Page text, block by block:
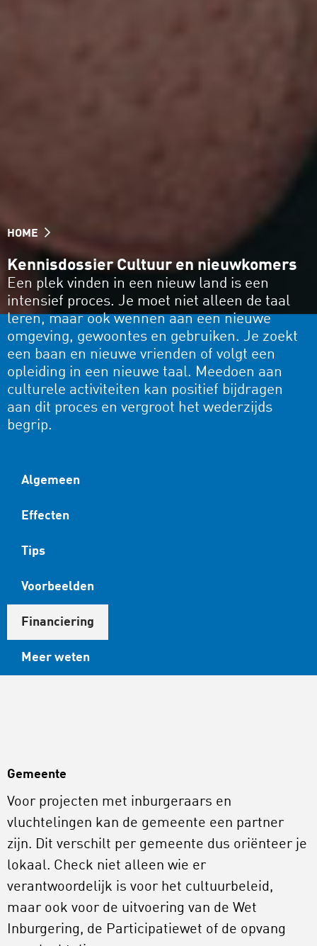
HOME
Kennisdossier Cultuur en nieuwkomers
Een plek vinden in een nieuw land is een
intensief proces. Je moet niet alleen de taal
leren, maar ook wennen aan een nieuwe
omgeving, gewoontes en gebruiken. Je zoekt
een baan en nieuwe vrienden of volgt een
opleiding in een nieuwe taal. Meedoen aan
culturele activiteiten kan positief bijdragen
aan dit proces en vergroot het wederzijds
begrip.
Algemeen
Effecten
Tips
Voorbeelden
Financiering
Meer weten
Gemeente
Voor projecten met inburgeraars en
vluchtelingen kan de gemeente een partner
zijn. Dit verschilt per gemeente dus oriënteer je
lokaal. Check niet alleen wie er
verantwoordelijk is voor het cultuurbeleid,
maar ook voor de uitvoering van de Wet
Inburgering, de Participatiewet of de opvang